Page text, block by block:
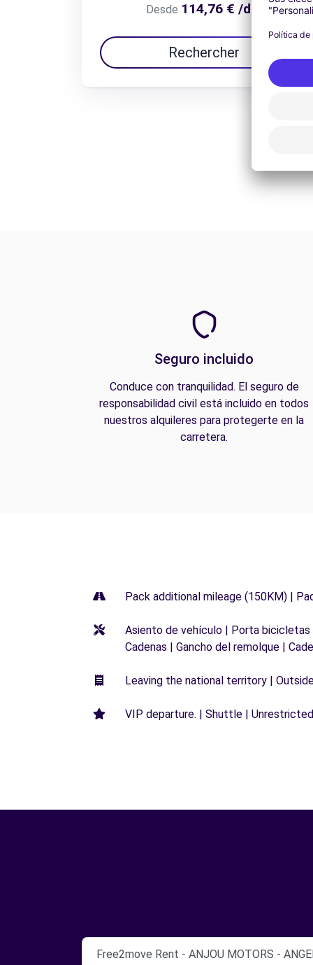
Desde 114,76 € /día
Rechercher
Seguro incluido
Conduce con tranquilidad. El seguro de
responsabilidad civil está incluido en todos
nuestros alquileres para protegerte en la
carretera.
Pack additional mileage (150KM) |
Asiento de vehículo | Porta bicicletas
Cadenas | Gancho del remolque |
Leaving the national territory |
VIP departure. | Shuttle |
Free2move Rent - ANJOU MOTORS -